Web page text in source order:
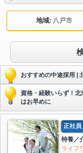
地域 八戸市
おすすめの中途採用 |
資格・経験いらず！
はお早めに
正社員
特養／
ライフ